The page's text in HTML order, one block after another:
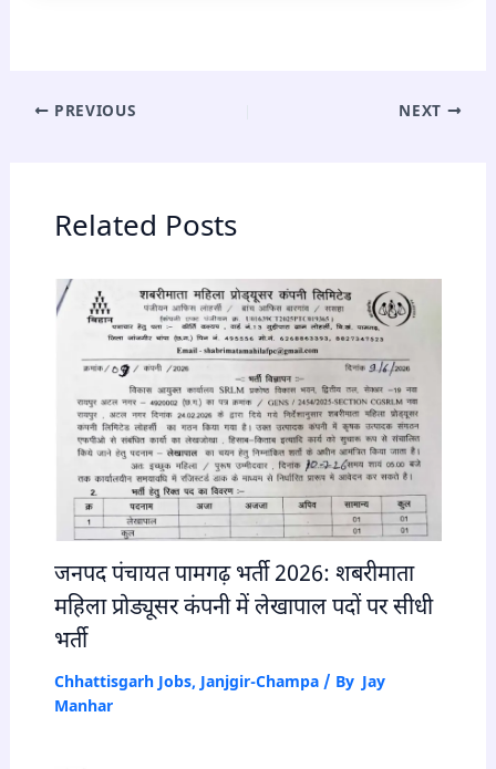
PREVIOUS NEXT
Related Posts
जनपद पंचायत पामगढ़ भर्ती 2026: शबरीमाता
महिला प्रोड्यूसर कंपनी में लेखापाल पदों पर सीधी
भर्ती
Chhattisgarh Jobs, Janjgir-Champa/ By Jay
Manhar